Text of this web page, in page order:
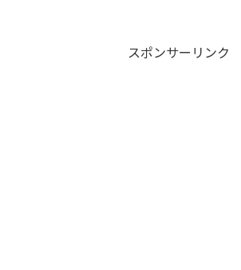
スポンサーリンク